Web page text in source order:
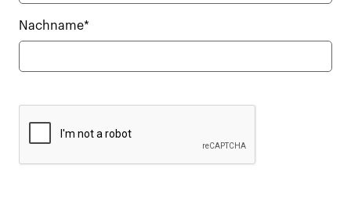
Nachname*